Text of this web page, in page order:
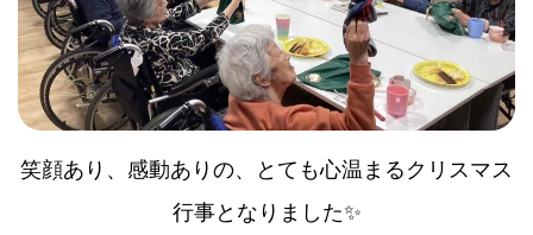
笑顔あり、感動ありの、とても心温まるクリスマス
行事となりました✨